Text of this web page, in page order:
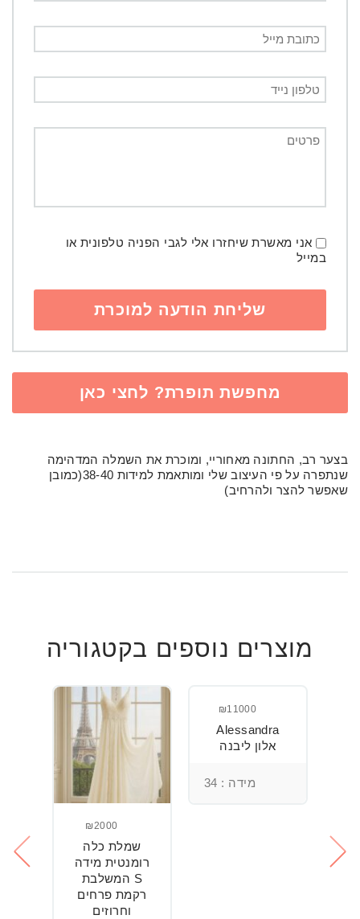
אני מאשרת שיחזרו אלי לגבי הפניה טלפונית או
במייל
מחפשת תופרת? לחצי כאן
בצער רב, החתונה מאחוריי, ומוכרת את השמלה המדהימה
שנתפרה על פי העיצוב שלי ומותאמת למידות 38-40(כמובן
שאפשר להצר ולהרחיב)
מוצרים נוספים בקטגוריה
₪11000
Alessandra
אלון ליבנה
מידה : 34
₪2000
שמלת כלה
רומנטית מידה
S המשלבת
רקמת פרחים
וחרוזים